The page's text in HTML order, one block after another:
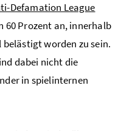
Defamation League
60 Prozent an, innerhalb
worden zu sein.
dabei nicht die
in spielinternen